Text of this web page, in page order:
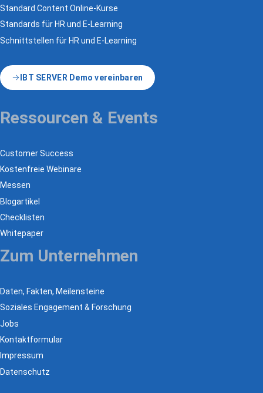
Standard Content Online-Kurse
Standards für HR und E-Learning
Schnittstellen für HR und E-Learning
IBT SERVER Demo vereinbaren
Ressourcen & Events
Customer Success
Kostenfreie Webinare
Messen
Blogartikel
Checklisten
Whitepaper
Zum Unternehmen
Daten, Fakten, Meilensteine
Soziales Engagement & Forschung
Jobs
Kontaktformular
Impressum
Datenschutz